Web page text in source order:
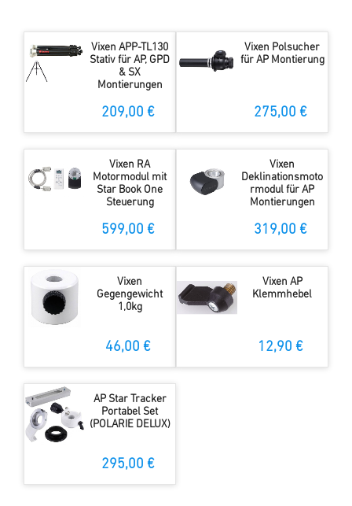
Vixen APP-TL130
Stativ für AP, GPD
& SX
Montierungen
209,00 €
Vixen Polsucher
für AP Montierung
275,00 €
Vixen RA
Motormodul mit
Star Book One
Steuerung
599,00 €
Vixen
Deklinationsmoto
rmodul für AP
Montierungen
319,00 €
Vixen
Gegengewicht
1,0kg
46,00 €
Vixen AP
Klemmhebel
12,90 €
AP Star Tracker
Portabel Set
(POLARIE DELUX)
295,00 €